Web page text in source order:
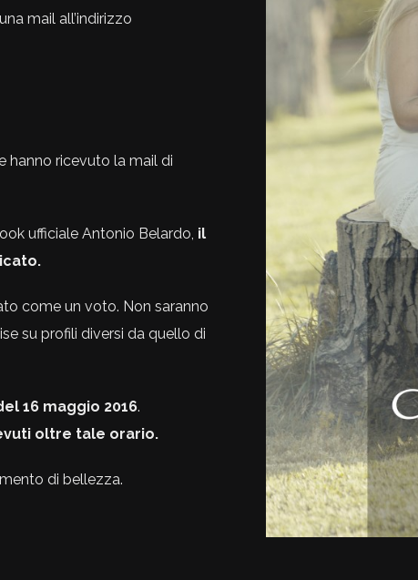
mail all’indirizzo
hanno ricevuto la mail di
ufficiale Antonio Belardo, il
come un voto. Non saranno
su profili diversi da quello di
16 maggio 2016.
oltre tale orario.
di bellezza.